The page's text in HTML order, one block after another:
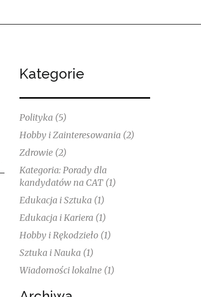
Kategorie
Polityka (5)
Hobby i Zainteresowania (2)
Zdrowie (2)
Kategoria: Porady dla
kandydatów na CAT (1)
Edukacja i Sztuka (1)
Edukacja i Kariera (1)
Hobby i Rękodzieło (1)
Sztuka i Nauka (1)
Wiadomości lokalne (1)